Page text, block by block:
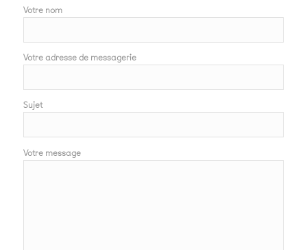
Votre nom
Votre adresse de messagerie
Sujet
Votre message